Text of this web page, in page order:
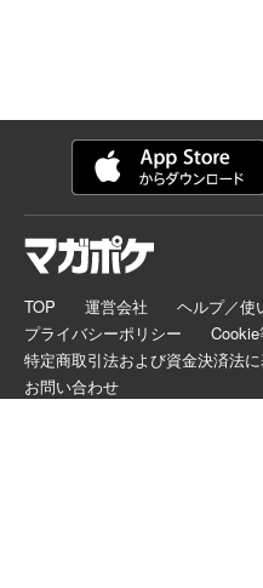
TOP 運営会社 ヘルプ／使
プライバシーポリシー
特定商取引法および資金決済法
お問い合わせ